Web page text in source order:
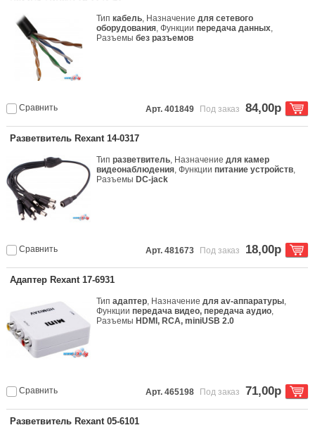
Типкабель, Назначениедля сетевого
оборудования, Функциипередача данных,
Разъемыбез разъемов
Сравнить Арт. 401849 Под заказ 84,00р
Разветвитель Rexant 14-0317
Типразветвитель, Назначениедля камер
видеонаблюдения, Функциипитание устройств,
Разъемы DC-jack
Сравнить Арт. 481673 Под заказ 18,00р
Адаптер Rexant 17-6931
Типадаптер, Назначениедля av-аппаратуры,
Функциипередача видео, передача аудио,
Разъемы HDMI, RCA, miniUSB 2.0
Сравнить Арт. 465198 Под заказ 71,00р
Разветвитель Rexant 05-6101